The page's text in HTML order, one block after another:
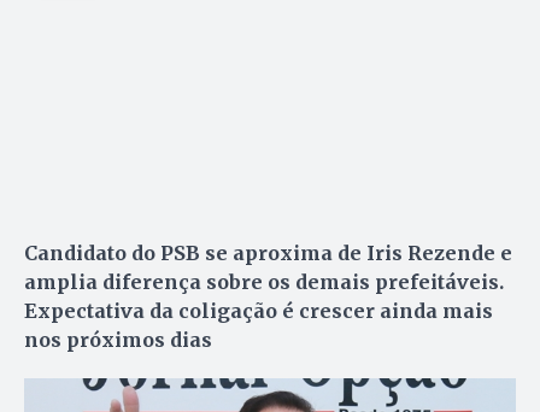
Candidato do PSB se aproxima de Iris Rezende e
amplia diferença sobre os demais prefeitáveis.
Expectativa da coligação é crescer ainda mais
nos próximos dias